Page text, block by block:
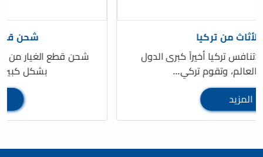
شحن الأثاث من تركيا :تنافس تركيا أخيراً كبرى الدول
المصنعة في العالم، وتقوم تركي...